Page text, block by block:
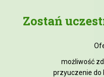
Zostań
możliwość
przyuczenie do